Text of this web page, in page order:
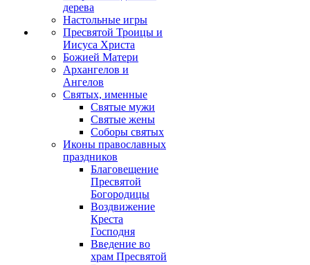
дерева
Настольные игры
Пресвятой Троицы и
Иисуса Христа
Божией Матери
Архангелов и
Ангелов
Святых, именные
Святые мужи
Святые жены
Соборы святых
Иконы православных
праздников
Благовещение
Пресвятой
Богородицы
Воздвижение
Креста
Господня
Введение во
храм Пресвятой